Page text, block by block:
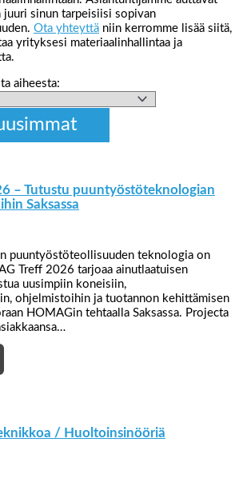
juuri sinun tarpeisiisi sopivan
Ota yhteyttä niin kerromme lisää siitä,
yrityksesi materiaalinhallintaa ja
aiheesta:
– Tutustu puuntyöstöteknologian
Saksassa
puuntyöstöteollisuuden teknologia on
Treff 2026 tarjoaa ainutlaatuisen
uusimpiin koneisiin,
ohjelmistoihin ja tuotannon kehittämisen
HOMAGin tehtaalla Saksassa. Projecta
/ Huoltoinsinööriä